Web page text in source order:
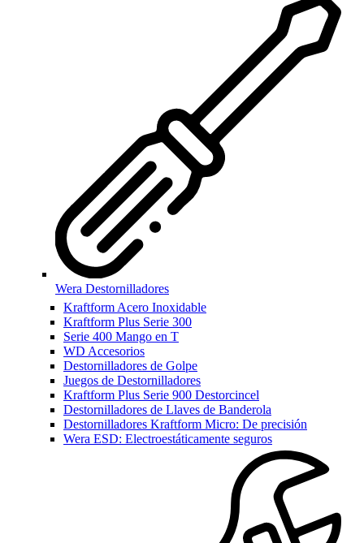
Wera Destornilladores
Kraftform Acero Inoxidable
Kraftform Plus Serie 300
Serie 400 Mango en T
WD Accesorios
Destornilladores de Golpe
Juegos de Destornilladores
Kraftform Plus Serie 900 Destorcincel
Destornilladores de Llaves de Banderola
Destornilladores Kraftform Micro: De precisión
Wera ESD: Electroestáticamente seguros